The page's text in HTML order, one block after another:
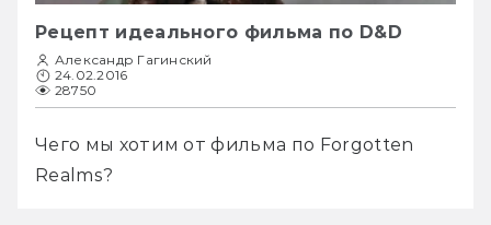
Рецепт идеального фильма по D&D
Александр Гагинский
24.02.2016
28750
Чего мы хотим от фильма по Forgotten
Realms?